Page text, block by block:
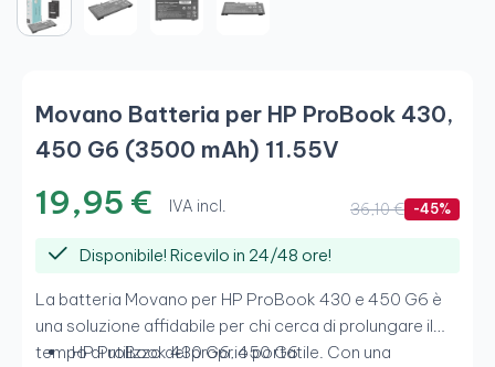
Movano Batteria per HP ProBook 430,
450 G6 (3500 mAh) 11.55V
19,95 € IVA incl. 36,10 € -45%
Disponibile! Ricevilo in 24/48 ore!
La batteria Movano per HP ProBook 430 e 450 G6 è
una soluzione affidabile per chi cerca di prolungare il
tempo di utilizzo del proprio portatile. Con una
HP ProBook 430 G6, 450 G6